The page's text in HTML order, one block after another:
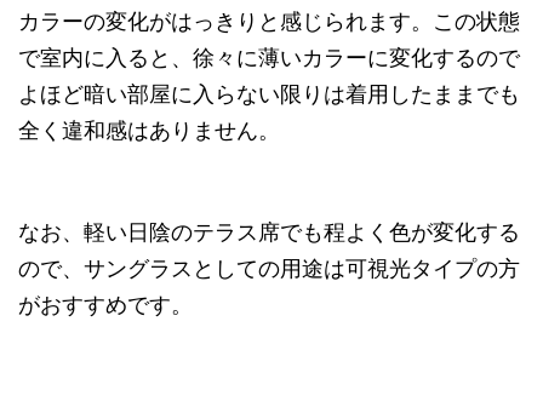
カラーの変化がはっきりと感じられます。この状態
で室内に入ると、徐々に薄いカラーに変化するので
よほど暗い部屋に入らない限りは着用したままでも
全く違和感はありません。
なお、軽い日陰のテラス席でも程よく色が変化する
ので、サングラスとしての用途は可視光タイプの方
がおすすめです。